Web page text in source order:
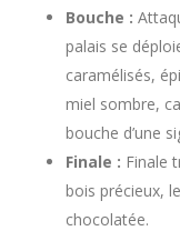
Bouche :
palais se
caramélisés,
miel sombre,
bouche d’une
Finale : Finale
bois précieux,
chocolatée.